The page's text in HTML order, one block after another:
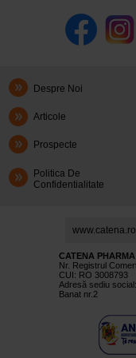
Despre Noi
Articole
Prospecte
Politica De
Confidentialitate
CATENA PHARMA
Nr. Registrul
CUI: RO 3008793
Adresă sediu
Banat nr.2